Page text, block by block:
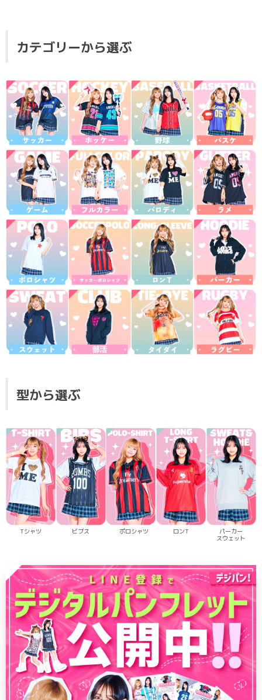
カテゴリーから選ぶ
型から選ぶ
Tシャツ ビブス ポロシャツ ロンT
パーカー
スウェット